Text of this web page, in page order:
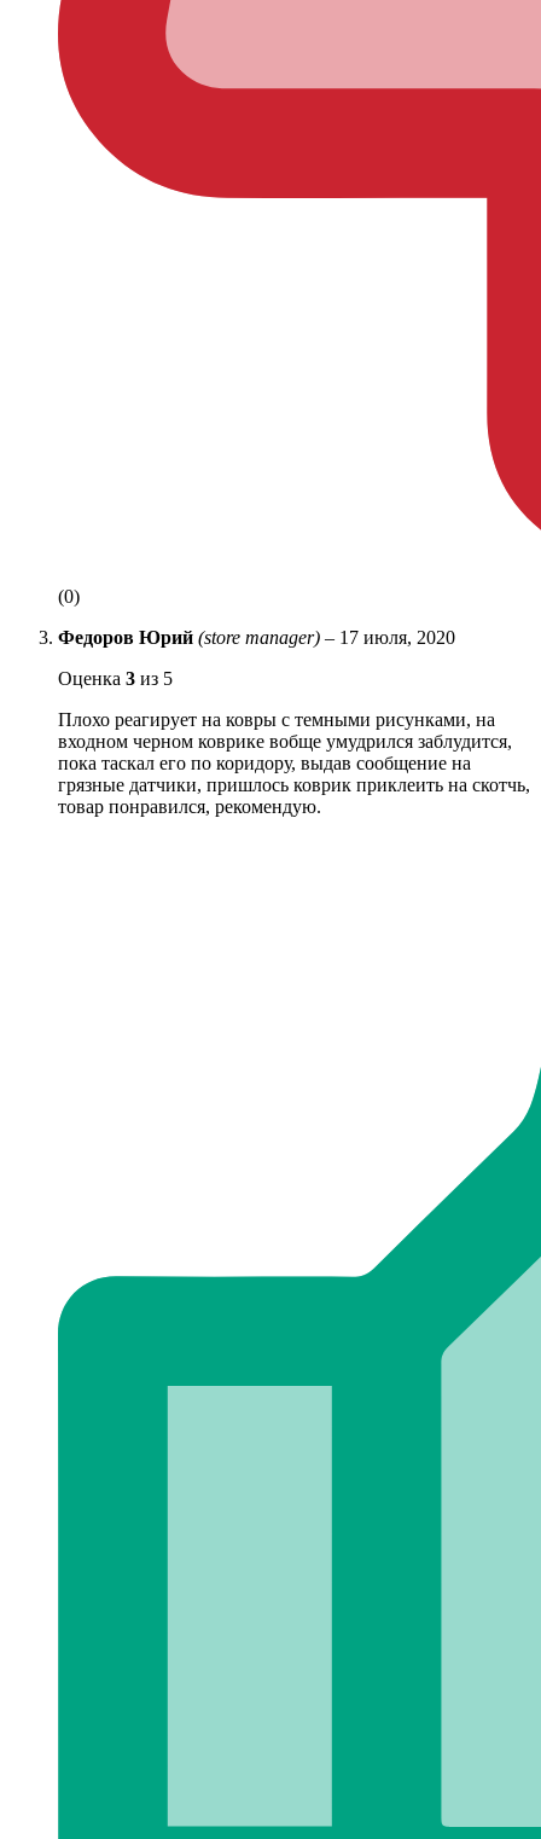
(0)
Федоров Юрий (store manager) – 17 июля, 2020
Оценка 3 из 5
Плохо реагирует на ковры с темными рисунками, на
входном черном коврике вобще умудрился заблудится,
пока таскал его по коридору, выдав сообщение на
грязные датчики, пришлось коврик приклеить на скотчь,
товар понравился, рекомендую.